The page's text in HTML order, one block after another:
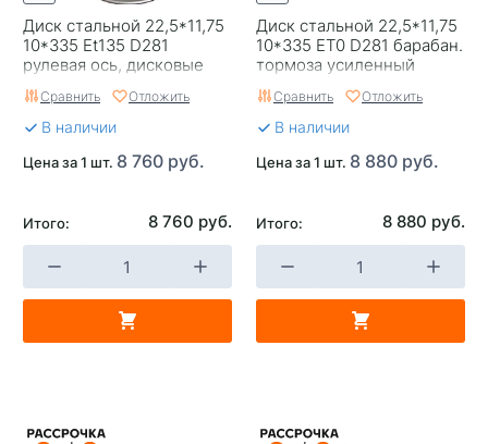
Диск стальной 22,5*11,75
10*335 Et135 D281
рулевая ось, дисковые
тормоза Wheel Power
Сравнить Отложить
В наличии
Цена за 1 шт. 8 760 руб.
Итого: 8 760 руб.
Диск стальной 22,5*11,75
10*335 ET0 D281 барабан.
тормоза усиленный
Wheel Power
Сравнить Отложить
В наличии
Цена за 1 шт. 8 880 руб.
Итого: 8 880 руб.